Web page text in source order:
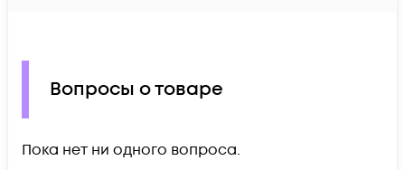
Вопросы о товаре
Пока нет ни одного вопроса.